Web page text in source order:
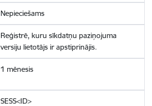
Nepieciešams
Reģistrē, kuru sīkdatņu paziņojuma
versiju lietotājs ir apstiprinājis.
1 mēnesis
SESS<ID>